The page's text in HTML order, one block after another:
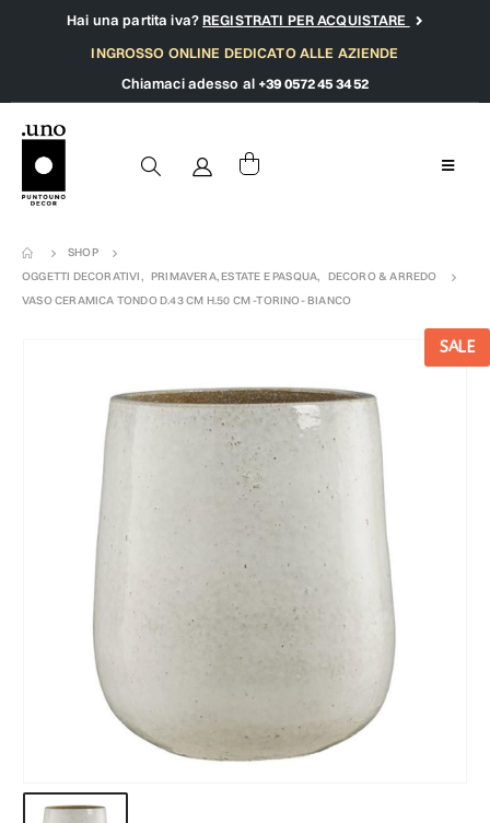
Hai una partita iva?REGISTRATI PER ACQUISTARE
INGROSSO ONLINE DEDICATO ALLE AZIENDE
Chiamaci adesso al +39 0572 45 34 52
SHOP
OGGETTI DECORATIVI, PRIMAVERA, ESTATE E PASQUA,
DECORO & ARREDO
VASO CERAMICA TONDO D.43 CM H.50 CM -TORINO- BIANCO
SALE